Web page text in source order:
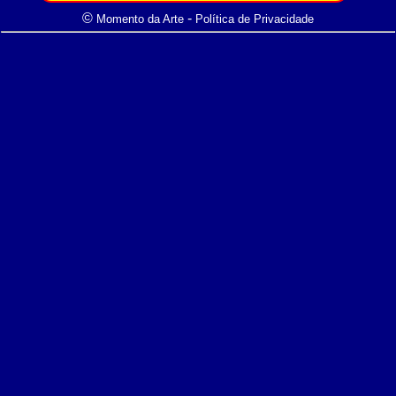
© Momento da Arte- Política de Privacidade